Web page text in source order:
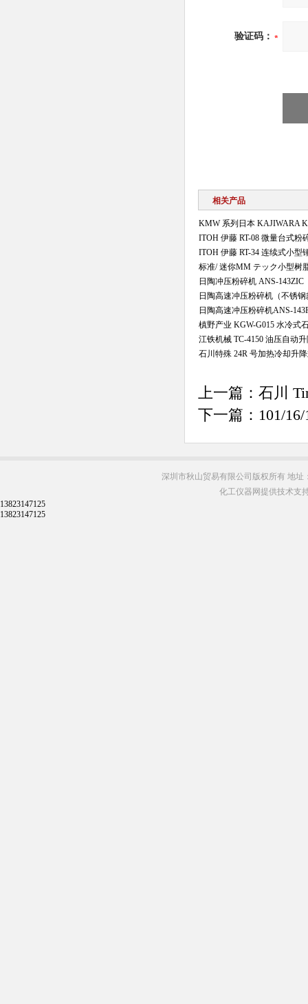
验证码：
相关产品
KMW 系列日本 KAJIWARA
ITOH 伊藤 RT-08 微量台式粉
ITOH 伊藤 RT-34 连续式小型
标准/ 迷你MM テック小型树
日陶冲压粉碎机 ANS-143ZIC
日陶高速冲压粉碎机（不锈钢
日陶高速冲压粉碎机ANS-
槙野产业 KGW-G015 水冷式
江铁机械 TC-4150 油压自动
石川特殊 24R 号加热冷却升
上一篇： 石川
下一篇： 101/
深圳市秋山贸易有限公司版权所有 地址
化工仪器网提供技术支
13823147125
13823147125